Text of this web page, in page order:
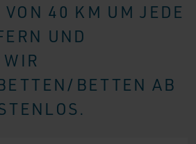
40 KM UM JEDE
UND
BETTEN AB